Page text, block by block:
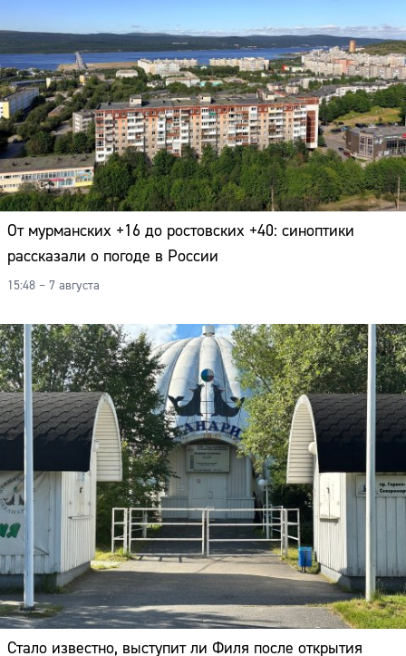
От мурманских +16 до ростовских +40: синоптики
рассказали о погоде в России
15:48 – 7 августа
Стало известно, выступит ли Филя после открытия